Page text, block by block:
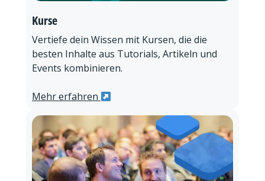
Kurse
Vertiefe dein Wissen mit Kursen, die die
besten Inhalte aus Tutorials, Artikeln und
Events kombinieren.
Mehr erfahren